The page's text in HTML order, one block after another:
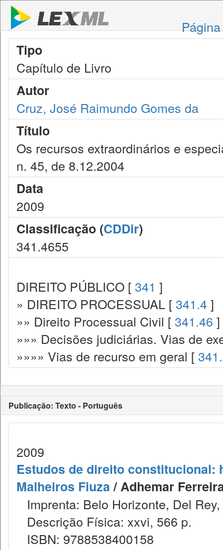
Tipo
Capítulo de Livro
Autor
Cruz, José Raimundo Gomes da
Título
Os recursos extraordinários e
n. 45, de 8.12.2004
Data
2009
Classificação (CDDir)
341.4655
DIREITO PÚBLICO [ 341 ]
» DIREITO PROCESSUAL [ 341.4 ]
»» Direito Processual Civil [ 341.46 ]
»»» Decisões judiciárias. Vias de
»»»» Vias de recurso em geral [
Publicação: Texto - Português
2009
Estudos de direito constitucional:
Malheiros Fiuza/ Adhemar
Imprenta: Belo Horizonte, Del
Descrição Física: xxvi, 566 p.
ISBN: 9788538400158